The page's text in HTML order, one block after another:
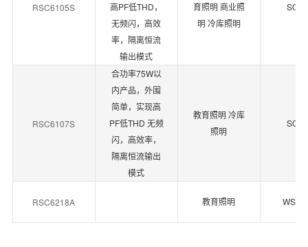
RSC6105S
高PF低THD，
无频闪，高效
率，隔离恒流
输出模式
育照明 商业照
明 冷库照明
RSC6107S
合功率75W以
内产品，外围
简单，实现高
PF低THD 无频
闪，高效率，
隔离恒流输出
模式
教育照明 冷库
照明
RSC6218A 教育照明